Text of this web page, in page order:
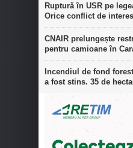
Ruptură în USR pe
Orice conflict de
CNAIR prelungește
pentru camioane în
Incendiul de fond
a fost stins. 35 de